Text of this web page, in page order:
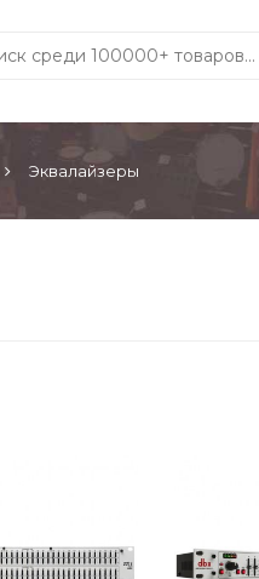
Эквалайзеры